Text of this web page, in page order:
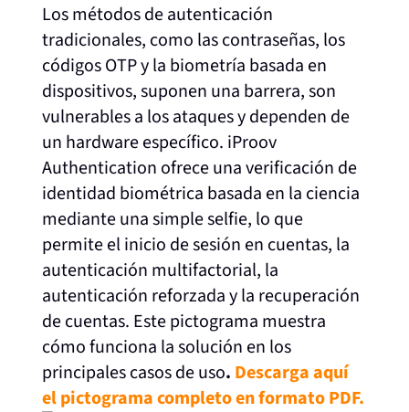
Los métodos de autenticación
tradicionales, como las contraseñas, los
códigos OTP y la biometría basada en
dispositivos, suponen una barrera, son
vulnerables a los ataques y dependen de
un hardware específico. iProov
Authentication ofrece una verificación de
identidad biométrica basada en la ciencia
mediante una simple selfie, lo que
permite el inicio de sesión en cuentas, la
autenticación multifactorial, la
autenticación reforzada y la recuperación
de cuentas. Este pictograma muestra
cómo funciona la solución en los
principales casos de uso. Descarga aquí
el pictograma completo en formato PDF.